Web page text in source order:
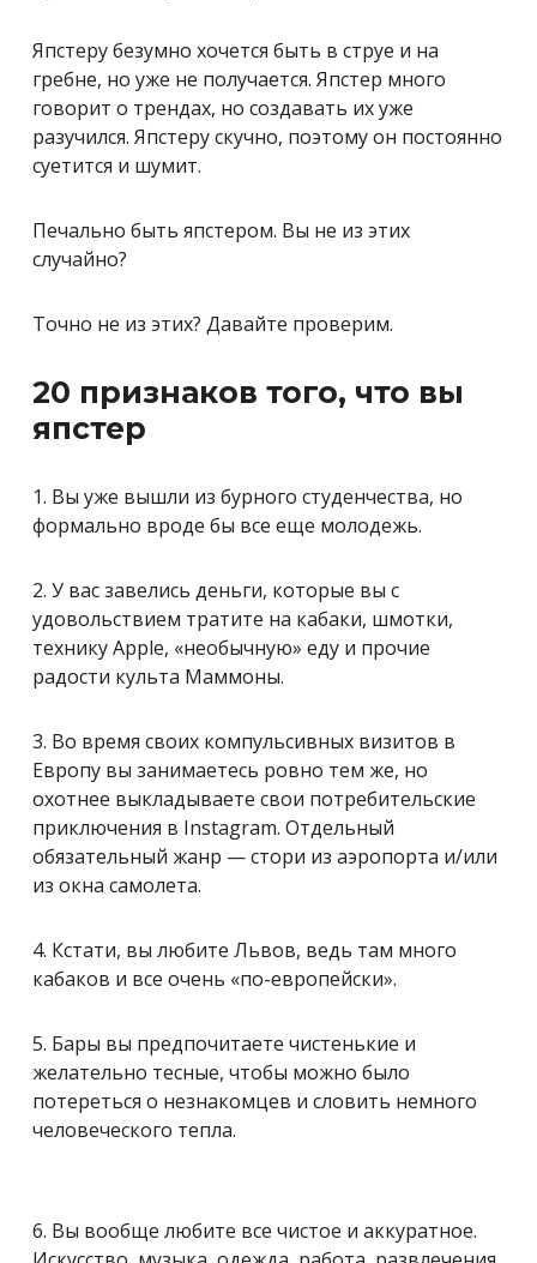
Япстеру безумно хочется быть в струе и на
гребне, но уже не получается. Япстер много
говорит о трендах, но создавать их уже
разучился. Япстеру скучно, поэтому он постоянно
суетится и шумит.
Печально быть япстером. Вы не из этих
случайно?
Точно не из этих? Давайте проверим.
20 признаков того, что вы
япстер
1. Вы уже вышли из бурного студенчества, но
формально вроде бы все еще молодежь.
2. У вас завелись деньги, которые вы с
удовольствием тратите на кабаки, шмотки,
технику Apple, «необычную» еду и прочие
радости культа Маммоны.
3. Во время своих компульсивных визитов в
Европу вы занимаетесь ровно тем же, но
охотнее выкладываете свои потребительские
приключения в Instagram. Отдельный
обязательный жанр — стори из аэропорта и/или
из окна самолета.
4. Кстати, вы любите Львов, ведь там много
кабаков и все очень «по-европейски».
5. Бары вы предпочитаете чистенькие и
желательно тесные, чтобы можно было
потереться о незнакомцев и словить немного
человеческого тепла.
6. Вы вообще любите все чистое и аккуратное.